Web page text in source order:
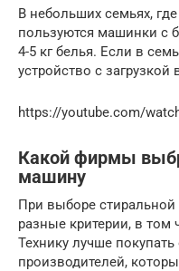
В небольших семьях,
пользуются машинки с
4-5 кг белья. Если в
устройство с загрузкой
https://youtube.com/
Какой фирмы
машину
При выборе
разные критерии, в том
Технику лучше
производителей,